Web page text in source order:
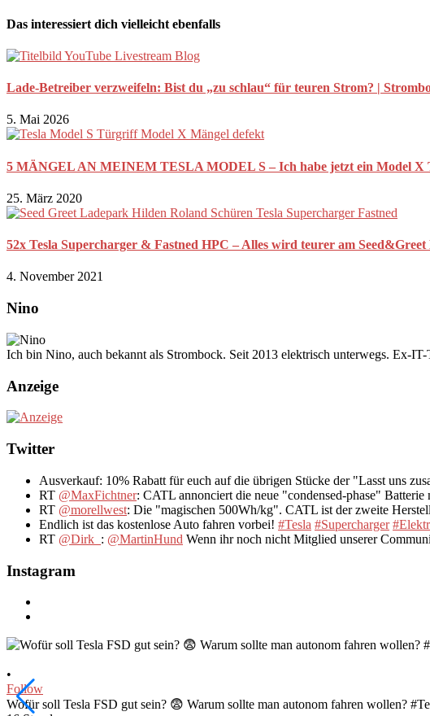
Das interessiert dich vielleicht ebenfalls
Lade-Betreiber verzweifeln: Bist du „zu schlau“ für teuren Strom? |
5. Mai 2026
5 MÄNGEL AN MEINEM TESLA MODEL S – Ich habe jetzt ein Model
25. März 2020
52x Tesla Supercharger & Fastned HPC – Alles wird teurer am
4. November 2021
Nino
Ich bin Nino, auch bekannt als Strombock. Seit 2013 elektrisch unterwegs. Ex-
Anzeige
Twitter
Ausverkauf: 10% Rabatt für euch auf die übrigen Stücke der "Lasst uns
RT @MaxFichtner: CATL annonciert die neue "condensed-phase"
RT @morellwest: Die "magischen 500Wh/kg". CATL ist der zweite
Endlich ist das kostenlose Auto fahren vorbei! #Tesla #Supercharger
RT @Dirk_ : @MartinHund Wenn ihr noch nicht Mitglied unserer
Instagram
•
Follow
Wofür soll Tesla FSD gut sein? 😨 Warum sollte man autonom fahren wollen?